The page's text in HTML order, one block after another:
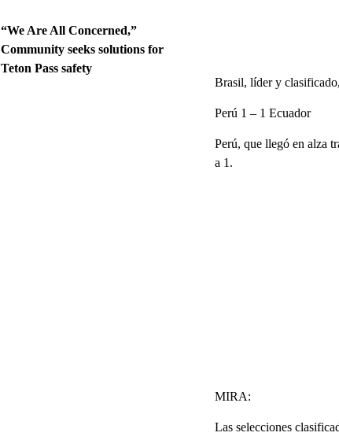
“We Are All Concerned,”
Community seeks solutions for
Teton Pass safety
Brasil, líder y
Perú 1 – 1 Ecuador
Perú, que llegó en alza
a 1.
MIRA:
Las selecciones